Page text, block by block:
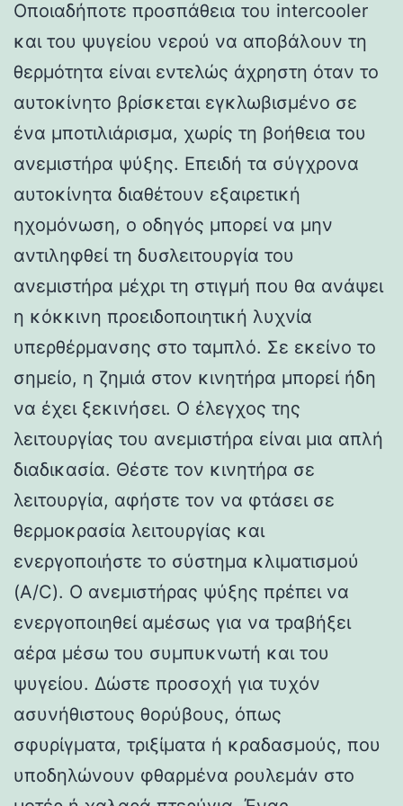
Οποιαδήποτε προσπάθεια του intercooler
και του ψυγείου νερού να αποβάλουν τη
θερμότητα είναι εντελώς άχρηστη όταν το
αυτοκίνητο βρίσκεται εγκλωβισμένο σε
ένα μποτιλιάρισμα, χωρίς τη βοήθεια του
ανεμιστήρα ψύξης. Επειδή τα σύγχρονα
αυτοκίνητα διαθέτουν εξαιρετική
ηχομόνωση, ο οδηγός μπορεί να μην
αντιληφθεί τη δυσλειτουργία του
ανεμιστήρα μέχρι τη στιγμή που θα ανάψει
η κόκκινη προειδοποιητική λυχνία
υπερθέρμανσης στο ταμπλό. Σε εκείνο το
σημείο, η ζημιά στον κινητήρα μπορεί ήδη
να έχει ξεκινήσει. Ο έλεγχος της
λειτουργίας του ανεμιστήρα είναι μια απλή
διαδικασία. Θέστε τον κινητήρα σε
λειτουργία, αφήστε τον να φτάσει σε
θερμοκρασία λειτουργίας και
ενεργοποιήστε το σύστημα κλιματισμού
(A/C). Ο ανεμιστήρας ψύξης πρέπει να
ενεργοποιηθεί αμέσως για να τραβήξει
αέρα μέσω του συμπυκνωτή και του
ψυγείου. Δώστε προσοχή για τυχόν
ασυνήθιστους θορύβους, όπως
σφυρίγματα, τριξίματα ή κραδασμούς, που
υποδηλώνουν φθαρμένα ρουλεμάν στο